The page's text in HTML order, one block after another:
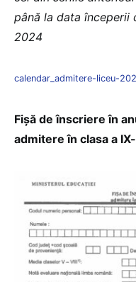
până la data începerii
2024
calendar_admitere-liceu-
Fișă de înscriere în
admitere în clasa a